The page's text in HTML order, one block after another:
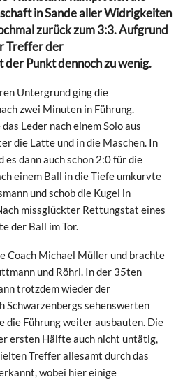
in Sande aller Widrigkeiten
zurück zum 3:3. Aufgrund
Treffer der
Punkt dennoch zu wenig.
Untergrund ging die
zwei Minuten in Führung.
Leder nach einem Solo aus
die Latte und in die Maschen. In
dann auch schon 2:0 für die
einem Ball in die Tiefe umkurvte
und schob die Kugel in
missglückter Rettungstat eines
der Ball im Tor.
Coach Michael Müller und brachte
und Röhrl. In der 35ten
trotzdem wieder der
Schwarzenbergs sehenswerten
die Führung weiter ausbauten. Die
ersten Hälfte auch nicht untätig,
Treffer allesamt durch das
wobei hier einige